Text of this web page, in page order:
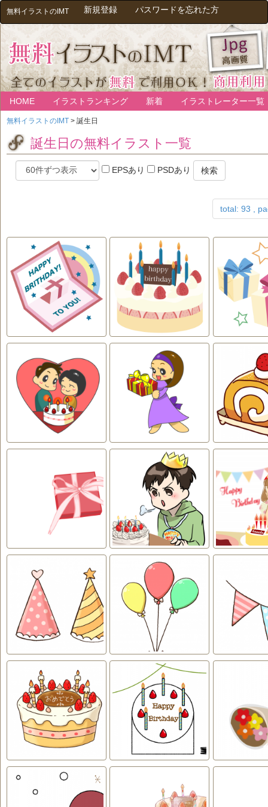
無料イラストのIMT 新規登録 パスワードを忘れた方
HOME イラストランキング 新着 イラストレーター一覧
無料イラストのIMT > 誕生日
誕生日の無料イラスト一覧
EPSあり PSDあり 検索
total: 93 ,